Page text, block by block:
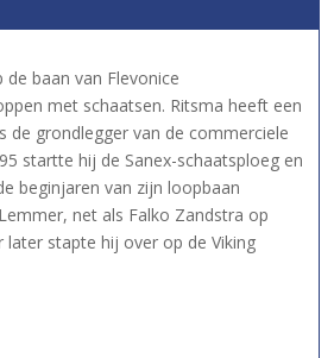
baan van Flevonice
met schaatsen. Ritsma heeft een
de grondlegger van de commerciele
startte hij de Sanex-schaatsploeg en
beginjaren van zijn loopbaan
net als Falko Zandstra op
later stapte hij over op de Viking